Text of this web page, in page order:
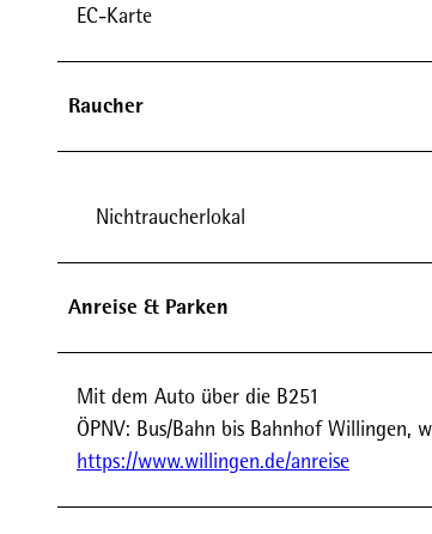
EC-Karte
Raucher
Nichtraucherlokal
Anreise & Parken
Mit dem Auto über die B251
ÖPNV: Bus/Bahn bis Bahnhof Willingen,
https://www.willingen.de/anreise